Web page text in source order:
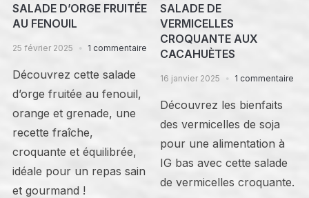
SALADE D’ORGE FRUITÉE
AU FENOUIL
25 février 2025 1 commentaire
Découvrez cette salade
d’orge fruitée au fenouil,
orange et grenade, une
recette fraîche,
croquante et équilibrée,
idéale pour un repas sain
et gourmand !
SALADE DE
VERMICELLES
CROQUANTE AUX
CACAHUÈTES
16 janvier 2025 1 commentaire
Découvrez les bienfaits
des vermicelles de soja
pour une alimentation à
IG bas avec cette salade
de vermicelles croquante.